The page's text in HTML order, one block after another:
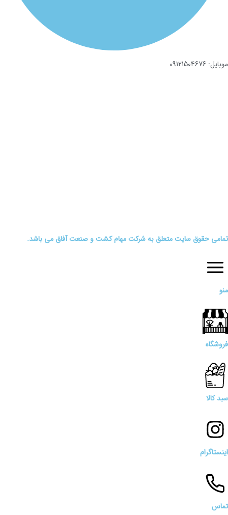
موبایل: 09121504676
تمامی حقوق سایت متعلق به شرکت مهام کشت و صنعت آفاق می باشد.
منو
فروشگاه
سبد کالا
اینستاگرام
تماس